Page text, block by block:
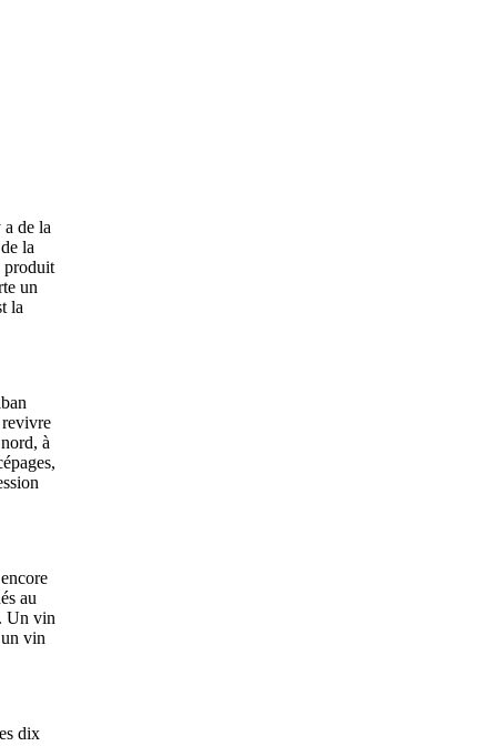
a de la
la
produit
un
la
revivre
à
au
Un vin
vin
dix